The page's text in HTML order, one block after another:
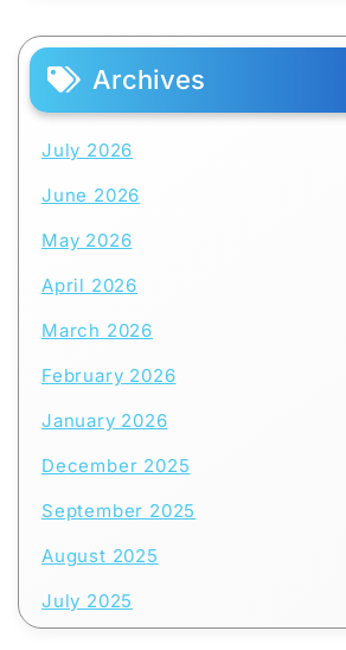
Archives
July 2026
June 2026
May 2026
April 2026
March 2026
February 2026
January 2026
December 2025
September 2025
August 2025
July 2025